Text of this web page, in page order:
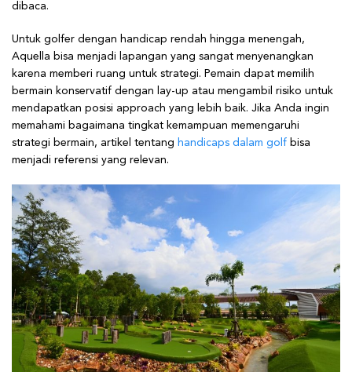
dibaca.
Untuk golfer dengan handicap rendah hingga menengah,
Aquella bisa menjadi lapangan yang sangat menyenangkan
karena memberi ruang untuk strategi. Pemain dapat memilih
bermain konservatif dengan lay-up atau mengambil risiko untuk
mendapatkan posisi approach yang lebih baik. Jika Anda ingin
memahami bagaimana tingkat kemampuan memengaruhi
strategi bermain, artikel tentang handicaps dalam golf bisa
menjadi referensi yang relevan.